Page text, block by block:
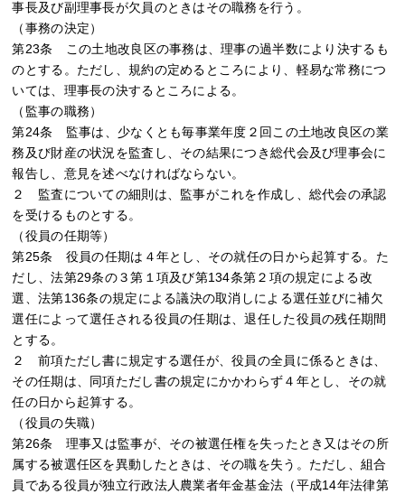
事長及び副理事長が欠員のときはその職務を行う。
（事務の決定）
第23条 この土地改良区の事務は、理事の過半数により決するも
のとする。ただし、規約の定めるところにより、軽易な常務につ
いては、理事長の決するところによる。
（監事の職務）
第24条 監事は、少なくとも毎事業年度２回この土地改良区の業
務及び財産の状況を監査し、その結果につき総代会及び理事会に
報告し、意見を述べなければならない。
２ 監査についての細則は、監事がこれを作成し、総代会の承認
を受けるものとする。
（役員の任期等）
第25条 役員の任期は４年とし、その就任の日から起算する。た
だし、法第29条の３第１項及び第134条第２項の規定による改
選、法第136条の規定による議決の取消しによる選任並びに補欠
選任によって選任される役員の任期は、退任した役員の残任期間
とする。
２ 前項ただし書に規定する選任が、役員の全員に係るときは、
その任期は、同項ただし書の規定にかかわらず４年とし、その就
任の日から起算する。
（役員の失職）
第26条 理事又は監事が、その被選任権を失ったとき又はその所
属する被選任区を異動したときは、その職を失う。ただし、組合
員である役員が独立行政法人農業者年金基金法（平成14年法律第